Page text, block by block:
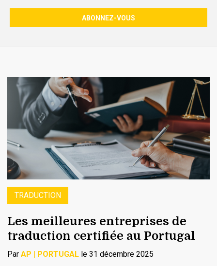
TRADUCTION
Les meilleures entreprises de
traduction certifiée au Portugal
Par AP | PORTUGAL le 31 décembre 2025